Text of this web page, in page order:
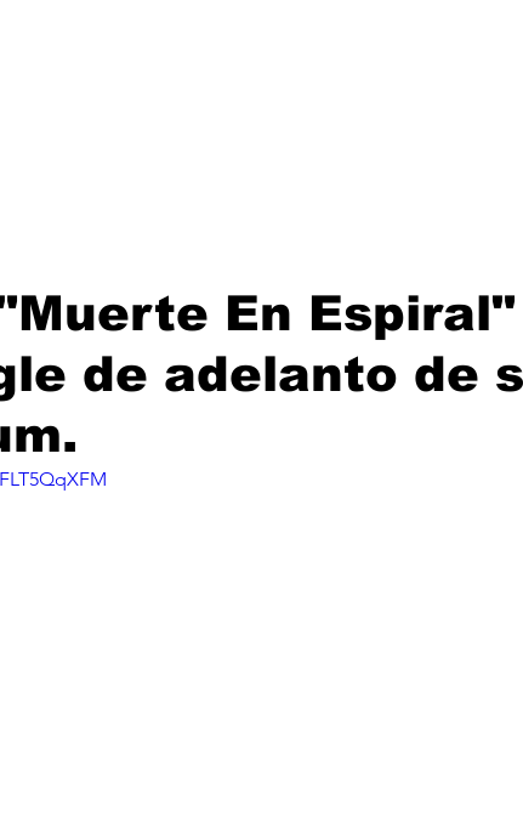
En Espiral"
de adelanto de